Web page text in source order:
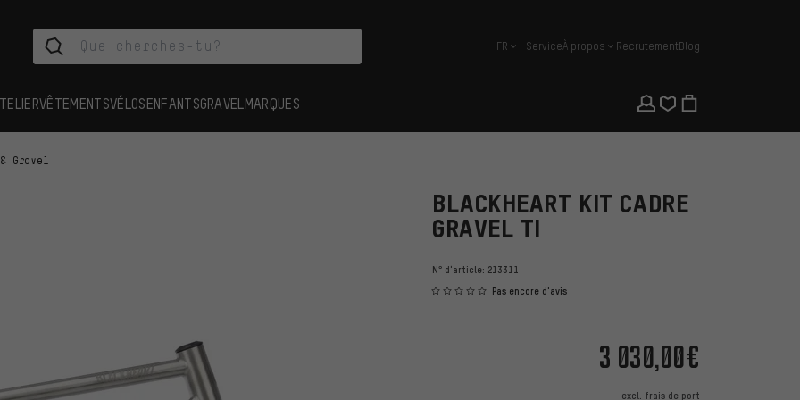
français
FR ServiceÀ propos RecrutementBlog
VÊTEMENTSVÉLOSENFANTSGRAVEL MARQUES
Gravel
BLACKHEART KIT CADRE
GRAVEL TI
N° d'article: 213311
Pas encore d'avis
3 030,00€
excl. frais de port